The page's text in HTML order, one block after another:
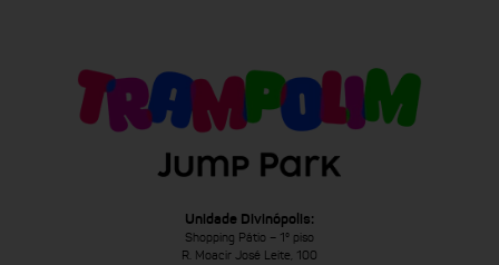
Unidade Divinópolis:
Shopping Pátio – 1º piso
R. Moacir José Leite, 100